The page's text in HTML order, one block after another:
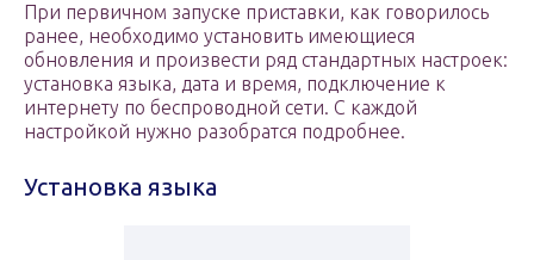
При первичном запуске приставки, как говорилось
ранее, необходимо установить имеющиеся
обновления и произвести ряд стандартных настроек:
установка языка, дата и время, подключение к
интернету по беспроводной сети. С каждой
настройкой нужно разобратся подробнее.
Установка языка